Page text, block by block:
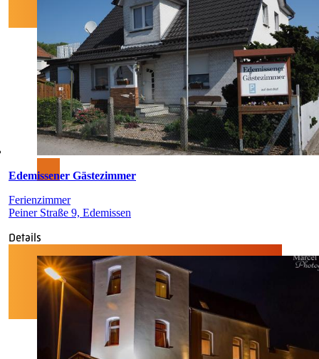
Edemissener Gästezimmer
Ferienzimmer
Peiner Straße 9, Edemissen
Details